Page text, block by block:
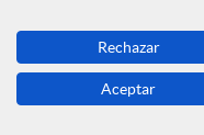
s
S
Con este
de los Fondos
Rechazar
Aceptar